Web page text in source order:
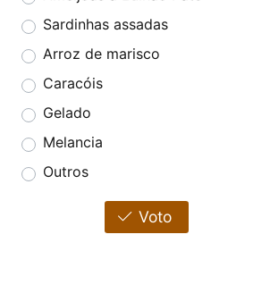
Sardinhas assadas
Arroz de marisco
Caracóis
Gelado
Melancia
Outros
Voto